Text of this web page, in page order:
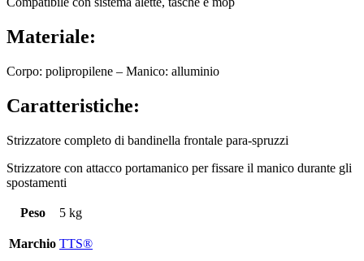
Materiale:
Corpo: polipropilene – Manico: alluminio
Caratteristiche:
Strizzatore completo di bandinella frontale para-spruzzi
Strizzatore con attacco portamanico per fissare il manico durante gli
spostamenti
Peso 5 kg
Marchio TTS®